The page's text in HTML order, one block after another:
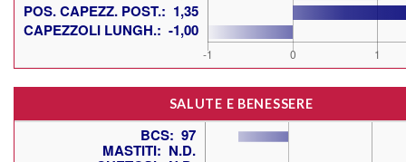
SALUTE E BENESSERE